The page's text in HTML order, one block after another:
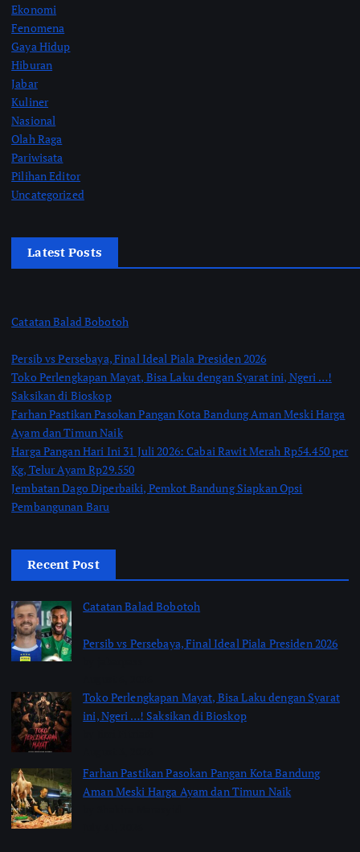
Ekonomi
Fenomena
Gaya Hidup
Hiburan
Jabar
Kuliner
Nasional
Olah Raga
Pariwisata
Pilihan Editor
Uncategorized
Latest Posts
Catatan Balad Bobotoh
Persib vs Persebaya, Final Ideal Piala Presiden 2026
Toko Perlengkapan Mayat, Bisa Laku dengan Syarat ini, Ngeri …!
Saksikan di Bioskop
Farhan Pastikan Pasokan Pangan Kota Bandung Aman Meski Harga
Ayam dan Timun Naik
Harga Pangan Hari Ini 31 Juli 2026: Cabai Rawit Merah Rp54.450 per
Kg, Telur Ayam Rp29.550
Jembatan Dago Diperbaiki, Pemkot Bandung Siapkan Opsi
Pembangunan Baru
Recent Post
Catatan Balad Bobotoh
Persib vs Persebaya, Final Ideal Piala Presiden 2026
Toko Perlengkapan Mayat, Bisa Laku dengan Syarat
ini, Ngeri …! Saksikan di Bioskop
Farhan Pastikan Pasokan Pangan Kota Bandung
Aman Meski Harga Ayam dan Timun Naik